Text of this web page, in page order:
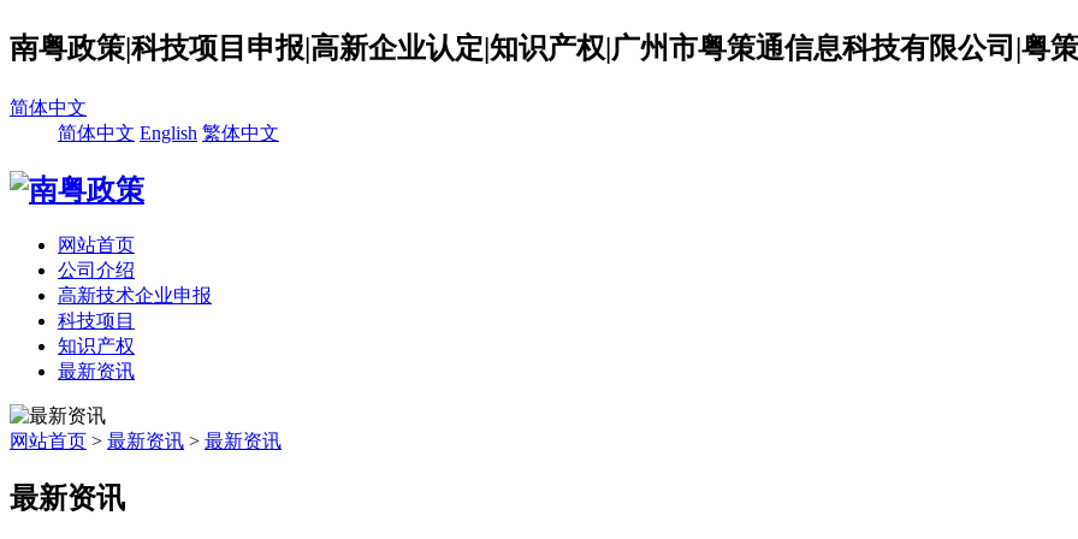
南粤政策|科技项目申报|高新企业认定|知识产权|广州市粤策通信息科技有限公司|粤
简体中文
简体中文 English 繁体中文
网站首页
公司介绍
高新技术企业申报
科技项目
知识产权
最新资讯
网站首页 > 最新资讯 > 最新资讯
最新资讯